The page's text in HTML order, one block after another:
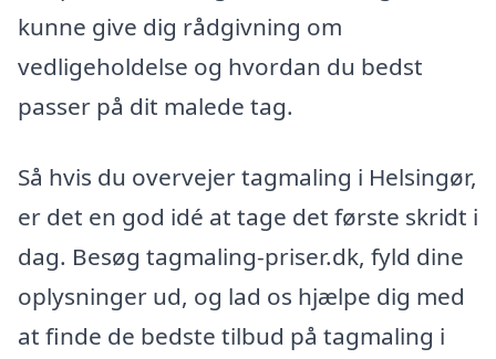
kunne give dig rådgivning om
vedligeholdelse og hvordan du bedst
passer på dit malede tag.
Så hvis du overvejer tagmaling i Helsingør,
er det en god idé at tage det første skridt i
dag. Besøg tagmaling-priser.dk, fyld dine
oplysninger ud, og lad os hjælpe dig med
at finde de bedste tilbud på tagmaling i